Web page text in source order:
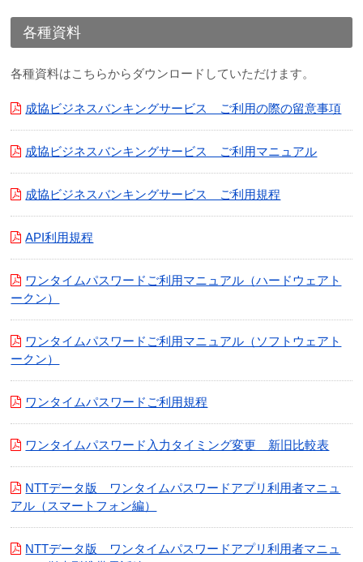
各種資料
各種資料はこちらからダウンロードしていただけます。
成協ビジネスバンキングサービス ご利用の際の留意事項
成協ビジネスバンキングサービス ご利用マニュアル
成協ビジネスバンキングサービス ご利用規程
API利用規程
ワンタイムパスワードご利用マニュアル（ハードウェアト
ークン）
ワンタイムパスワードご利用マニュアル（ソフトウェアト
ークン）
ワンタイムパスワードご利用規程
ワンタイムパスワード入力タイミング変更 新旧比較表
NTTデータ版 ワンタイムパスワードアプリ利用者マニュ
アル（スマートフォン編）
NTTデータ版 ワンタイムパスワードアプリ利用者マニュ